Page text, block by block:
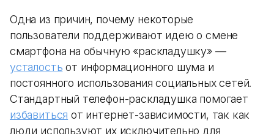
Одна из причин, почему некоторые
пользователи поддерживают идею о смене
смартфона на обычную «раскладушку» —
усталость от информационного шума и
постоянного использования социальных сетей.
Стандартный телефон-раскладушка помогает
избавиться от интернет-зависимости, так как
люди используют их исключительно для